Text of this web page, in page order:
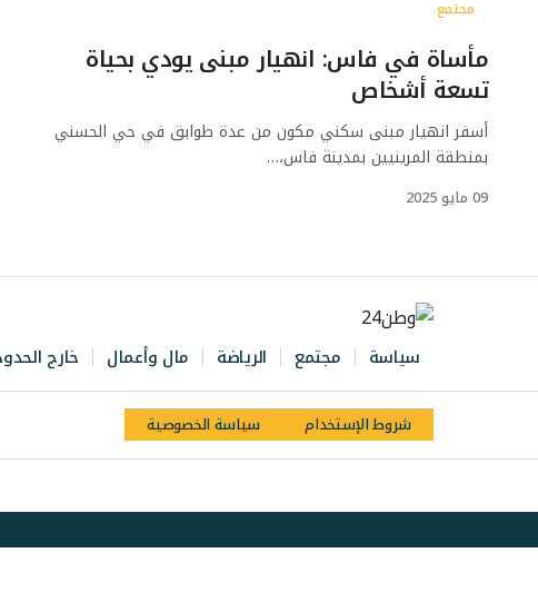
مجتمع
مأساة في فاس: انهيار مبنى يودي بحياة
تسعة أشخاص
أسفر انهيار مبنى سكني مكون من عدة طوابق في حي الحسني
بمنطقة المرينيين بمدينة فاس،…
09 مايو 2025
سياسة مجتمع الرياضة مال وأعمال خارج
شروط الإستخدام سياسة الخصوصية